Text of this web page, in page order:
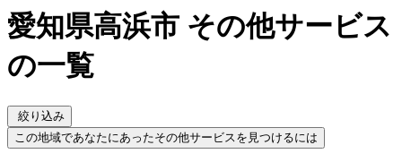
愛知県高浜市 その他サービス
の一覧
絞り込み
この地域であなたにあったその他サービスを見つけるには